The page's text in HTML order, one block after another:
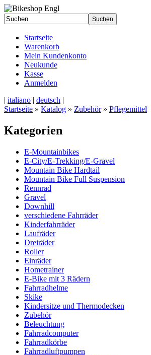
Startseite
Warenkorb
Mein Kundenkonto
Neukunde
Kasse
Anmelden
| italiano | deutsch |
Startseite » Katalog » Zubehör» Pflegemittel
Kategorien
E-Mountainbikes
E-City/E-Trekking/E-Gravel
Mountain Bike Hardtail
Mountain Bike Full Suspension
Rennrad
Gravel
Downhill
verschiedene Fahrräder
Kinderfahrräder
Laufräder
Dreiräder
Roller
Einräder
Hometrainer
E-Bike mit 3 Rädern
Fahrradhelme
Skike
Kindersitze und Thermodecken
Zubehör
Beleuchtung
Fahrradcomputer
Fahrradkörbe
Fahrradluftpumpen